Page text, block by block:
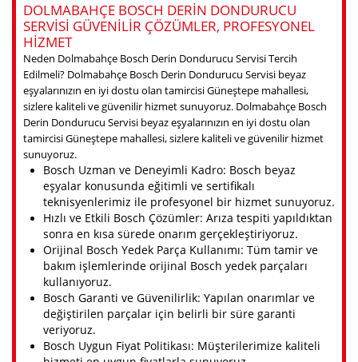
DOLMABAHÇE BOSCH DERIN DONDURUCU
SERVISI GÜVENILIR ÇÖZÜMLER, PROFESYONEL
HIZMET
Neden Dolmabahçe Bosch Derin Dondurucu Servisi Tercih
Edilmeli? Dolmabahçe Bosch Derin Dondurucu Servisi beyaz
eşyalarınızın en iyi dostu olan tamircisi Güneştepe mahallesi,
sizlere kaliteli ve güvenilir hizmet sunuyoruz. Dolmabahçe Bosch
Derin Dondurucu Servisi beyaz eşyalarınızın en iyi dostu olan
tamircisi Güneştepe mahallesi, sizlere kaliteli ve güvenilir hizmet
sunuyoruz.
Bosch Uzman ve Deneyimli Kadro: Bosch beyaz
eşyalar konusunda eğitimli ve sertifikalı
teknisyenlerimiz ile profesyonel bir hizmet sunuyoruz.
Hızlı ve Etkili Bosch Çözümler: Arıza tespiti yapıldıktan
sonra en kısa sürede onarım gerçekleştiriyoruz.
Orijinal Bosch Yedek Parça Kullanımı: Tüm tamir ve
bakım işlemlerinde orijinal Bosch yedek parçaları
kullanıyoruz.
Bosch Garanti ve Güvenilirlik: Yapılan onarımlar ve
değiştirilen parçalar için belirli bir süre garanti
veriyoruz.
Bosch Uygun Fiyat Politikası: Müşterilerimize kaliteli